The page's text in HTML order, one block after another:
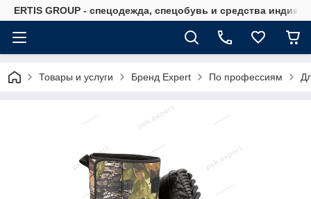
ERTIS GROUP - спецодежда, спецобувь и средства
Товары и услуги Бренд Expert По профессиям